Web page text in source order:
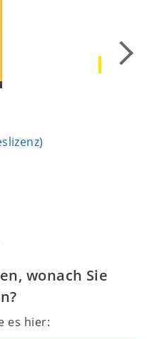
NEU
wonach Sie
es hier: